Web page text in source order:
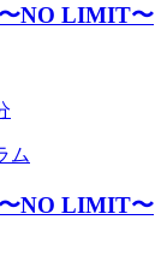
NO LIMIT〜
ム
NO LIMIT〜